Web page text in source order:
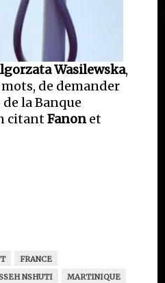
Wasilewska,
de demander
la Banque
citantFanon et
FRANCE
NSHUTI
MARTINIQUE